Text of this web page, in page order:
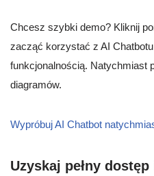
Chcesz szybki demo? Kliknij
zacząć korzystać z AI
funkcjonalnością. Natychmiast
diagramów.
Wypróbuj AI Chatbot
Uzyskaj pełny